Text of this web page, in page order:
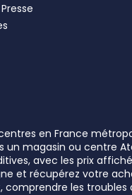
en France
magasin ou centre
avec les prix
et récupérez votre
les